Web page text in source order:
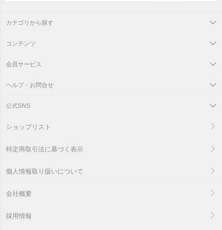
カテゴリから探す
コンテンツ
会員サービス
ヘルプ・お問合せ
公式SNS
ショップリスト
特定商取引法に基づく表示
個人情報取り扱いについて
会社概要
採用情報